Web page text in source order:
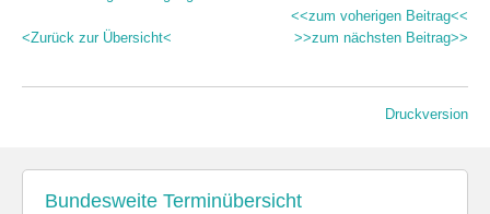
<<zum voherigen Beitrag<<
>>zum nächsten Beitrag>>
<Zurück zur Übersicht<
Druckversion
Bundesweite Terminübersicht